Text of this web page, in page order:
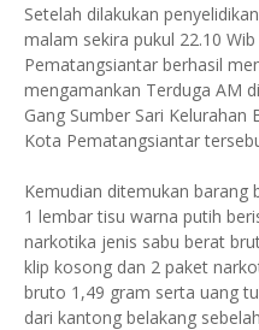
Setelah dilakukan
malam sekira pukul 22.10
Pematangsiantar berhasil
mengamankan Terduga AM
Gang Sumber Sari
Kota Pematangsiantar
Kemudian ditemukan barang
1 lembar tisu warna putih
narkotika jenis sabu berat
klip kosong dan 2 paket
bruto 1,49 gram serta uang
dari kantong belakang